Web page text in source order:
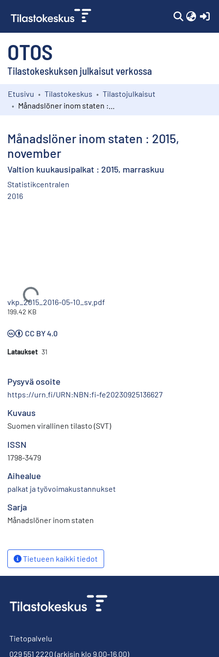
OTOS
Tilastokeskuksen julkaisut verkossa
Kokoelmat
Etusivu Tilastokeskus
Tilastojulkaisut
Månadslöner inom staten : 2015,
november
Valtion kuukausipalkat : 2015, marraskuu
Statistikcentralen
2016
Ladataan...
vkp_2015_2016-05-10_sv.pdf
199.42 KB
CC BY 4.0
Lataukset 31
Pysyvä osoite
https://urn.fi/URN:NBN:fi-fe20230925136627
Kuvaus
Suomen virallinen tilasto (SVT)
ISSN
1798-3479
Aihealue
palkat ja työvoimakustannukset
Sarja
Månadslöner inom staten
Tietueen kaikki tiedot
Tietopalvelu
029 551 2220 (arkisin klo 9.00-16.00)